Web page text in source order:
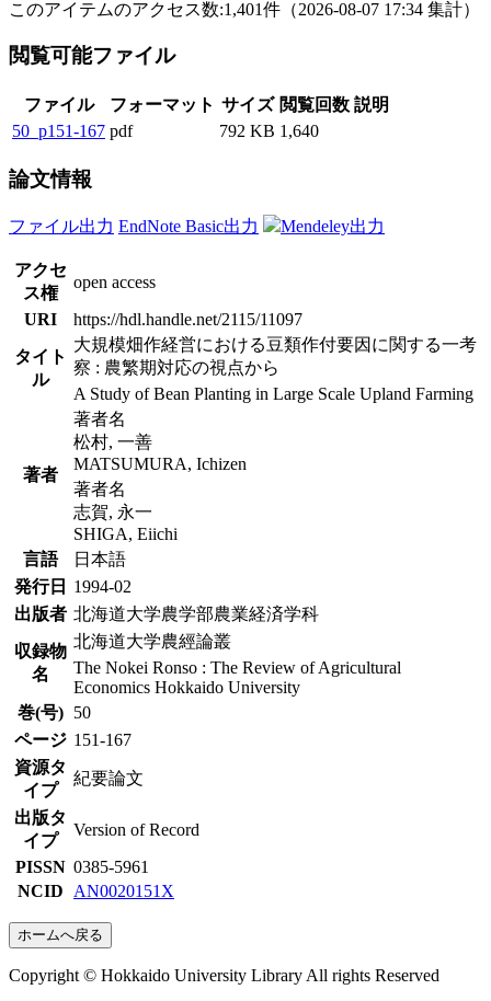
このアイテムのアクセス数:1,401件 （2026-08-07 17:34 集計）
閲覧可能ファイル
ファイル フォーマット サイズ 閲覧回数 説明
50_p151-167 pdf 792 KB 1,640
論文情報
ファイル出力 EndNote Basic出力 Mendeley出力
アクセ
ス権
open access
URI
https://hdl.handle.net/2115/11097
タイト
ル
大規模畑作経営における豆類作付要因に関する一考
察 : 農繁期対応の視点から
A Study of Bean Planting in Large Scale Upland Farming
著者
著者名
松村, 一善
MATSUMURA, Ichizen
著者名
志賀, 永一
SHIGA, Eiichi
言語
日本語
発行日
1994-02
出版者 北海道大学農学部農業経済学科
収録物
名
北海道大学農經論叢
The Nokei Ronso : The Review of Agricultural
Economics Hokkaido University
巻(号) 50
ページ 151-167
資源タ
イプ
紀要論文
出版タ
イプ
Version of Record
PISSN 0385-5961
NCID
AN0020151X
ホームへ戻る
Copyright © Hokkaido University Library All rights Reserved